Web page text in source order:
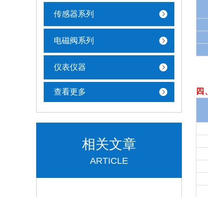
传感器系列
电磁阀系列
仪表仪器
查看更多
相关文章
ARTICLE
四